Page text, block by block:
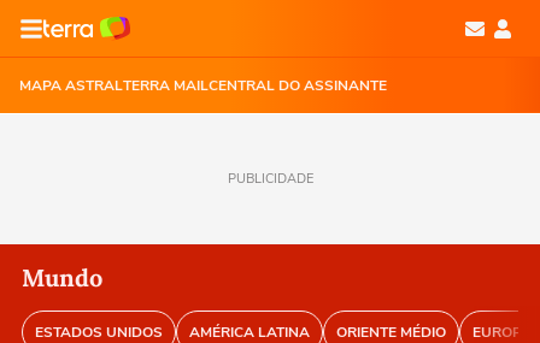
MAPA ASTRALTERRA MAILCENTRAL DO ASSINANTE
PUBLICIDADE
Mundo
ESTADOS UNIDOS AMÉRICA LATINA ORIENTE MÉDIO EUROPA